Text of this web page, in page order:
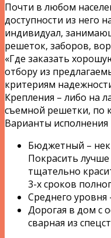
Почти в любом
доступности из него
индивидуал,
решеток, заборов,
«Где заказать
отбору из
критериям
Крепления – либо на
съемной решетки, по
Варианты
Бюджетный –
Покрасить
тщательно
3-х сроков
Среднего уровня
Дорогая в дом с
сварная из